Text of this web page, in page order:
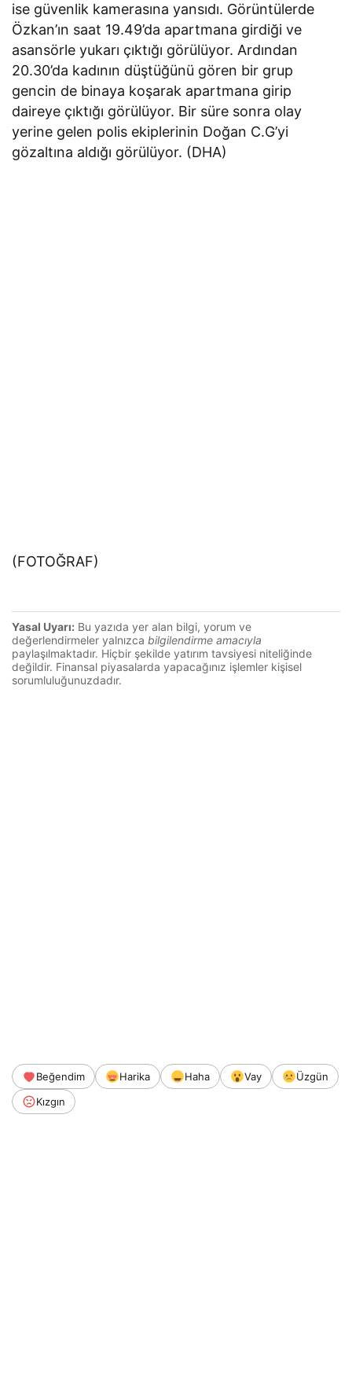
ise güvenlik kamerasına yansıdı. Görüntülerde
Özkan’ın saat 19.49’da apartmana girdiği ve
asansörle yukarı çıktığı görülüyor. Ardından
20.30’da kadının düştüğünü gören bir grup
gencin de binaya koşarak apartmana girip
daireye çıktığı görülüyor. Bir süre sonra olay
yerine gelen polis ekiplerinin Doğan C.G’yi
gözaltına aldığı görülüyor. (DHA)
(FOTOĞRAF)
Yasal Uyarı: Bu yazıda yer alan bilgi, yorum ve
değerlendirmeler yalnızca bilgilendirme amacıyla
paylaşılmaktadır. Hiçbir şekilde yatırım tavsiyesi niteliğinde
değildir. Finansal piyasalarda yapacağınız işlemler kişisel
sorumluluğunuzdadır.
Beğendim Harika Haha Vay
Üzgün
Kızgın